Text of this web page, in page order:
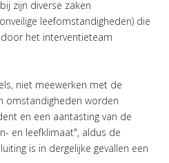
zijn diverse zaken
leefomstandigheden) die
het interventieteam
niet meewerken met de
omstandigheden worden
en een aantasting van de
en leefklimaat", aldus de
is in dergelijke gevallen een